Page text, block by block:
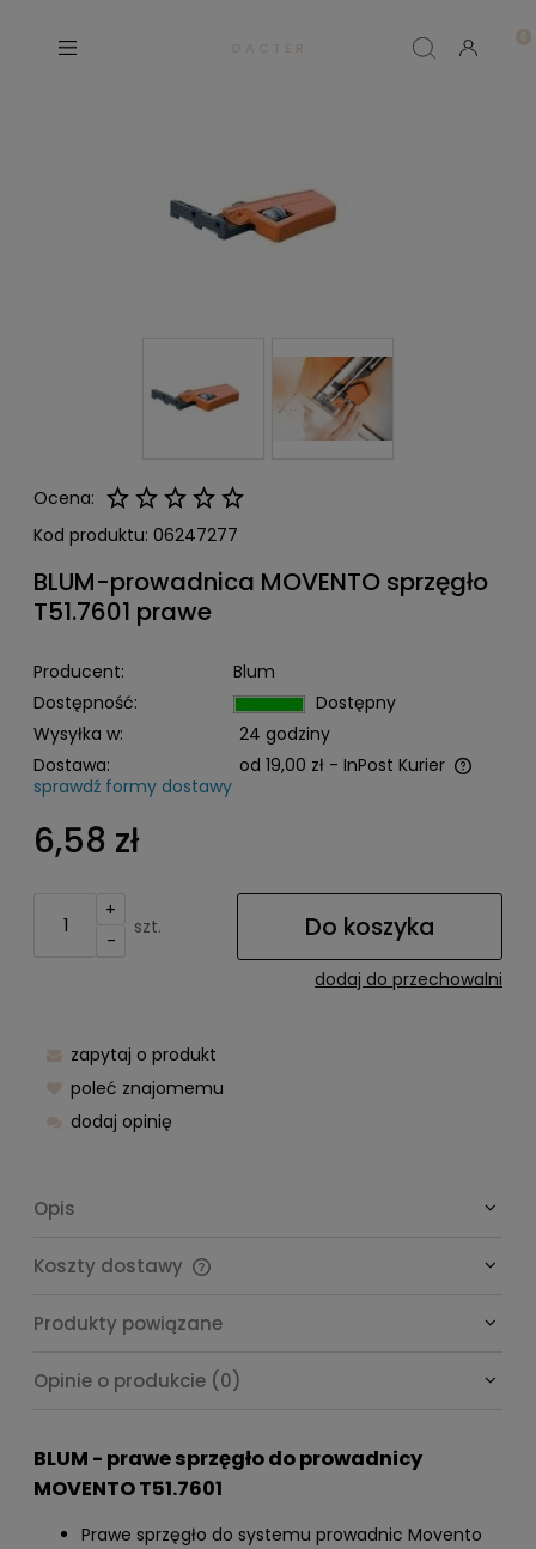
D A C T E R
Ocena:
Kod produktu: 06247277
BLUM-prowadnica MOVENTO sprzęgło
T51.7601 prawe
Producent:
Blum
Dostępność:
Dostępny
Wysyłka w:
24 godziny
Dostawa:
od 19,00 zł - InPost Kurier
Cena nie zawiera ewentualnych kosztów płatności
sprawdź formy dostawy
6,58 zł
+
-
szt. Do koszyka
dodaj do przechowalni
zapytaj o produkt
poleć znajomemu
dodaj opinię
Opis
Koszty dostawy
Produkty powiązane
Opinie o produkcie (0)
BLUM - prawe sprzęgło do prowadnicy
MOVENTO T51.7601
Prawe sprzęgło do systemu prowadnic Movento